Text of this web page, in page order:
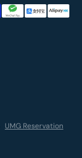
UMG Reservation